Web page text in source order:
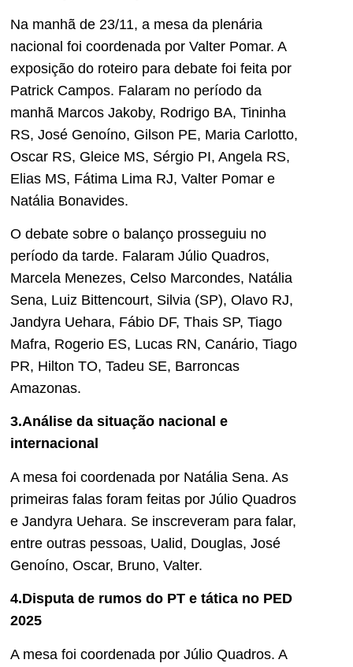
Na manhã de 23/11, a mesa da plenária
nacional foi coordenada por Valter Pomar. A
exposição do roteiro para debate foi feita por
Patrick Campos. Falaram no período da
manhã Marcos Jakoby, Rodrigo BA, Tininha
RS, José Genoíno, Gilson PE, Maria Carlotto,
Oscar RS, Gleice MS, Sérgio PI, Angela RS,
Elias MS, Fátima Lima RJ, Valter Pomar e
Natália Bonavides.
O debate sobre o balanço prosseguiu no
período da tarde. Falaram Júlio Quadros,
Marcela Menezes, Celso Marcondes, Natália
Sena, Luiz Bittencourt, Silvia (SP), Olavo RJ,
Jandyra Uehara, Fábio DF, Thais SP, Tiago
Mafra, Rogerio ES, Lucas RN, Canário, Tiago
PR, Hilton TO, Tadeu SE, Barroncas
Amazonas.
3.Análise da situação nacional e
internacional
A mesa foi coordenada por Natália Sena. As
primeiras falas foram feitas por Júlio Quadros
e Jandyra Uehara. Se inscreveram para falar,
entre outras pessoas, Ualid, Douglas, José
Genoíno, Oscar, Bruno, Valter.
4.Disputa de rumos do PT e tática no PED
2025
A mesa foi coordenada por Júlio Quadros. A